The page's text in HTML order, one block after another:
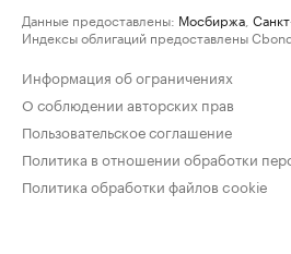
Данные предоставлены: Мосбиржа
Индексы облигаций предоставлены
Информация об ограничениях
О соблюдении авторских прав
Пользовательское соглашение
Политика в отношении обработки
Политика обработки файлов cookie